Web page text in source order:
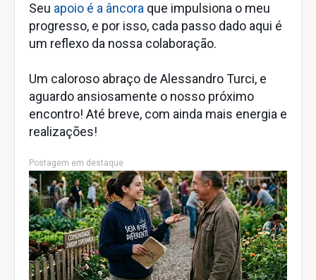
Seu apoio é a âncora que impulsiona o meu
progresso, e por isso, cada passo dado aqui é
um reflexo da nossa colaboração.
Um caloroso abraço de Alessandro Turci, e
aguardo ansiosamente o nosso próximo
encontro! Até breve, com ainda mais energia e
realizações!
Postagem em destaque